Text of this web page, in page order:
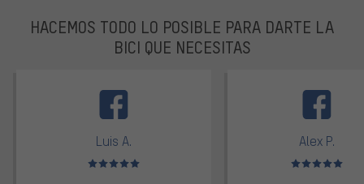
HACEMOS TODO LO POSIBLE PARA DARTE LA
BICI QUE NECESITAS
Luis A.
Valoración media: 5 de 5
Alex P.
Valoración